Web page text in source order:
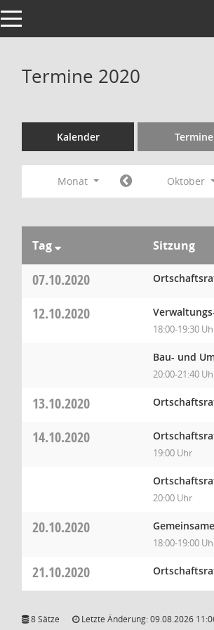
Toggle navigation
Termine 2020
Kalender Termine
Monat Oktober
Tag Sitzung
07.10.2020
12.10.2020
18:00-19:30
Bau- und
20:00-21:40
13.10.2020
14.10.2020
19:00 Uhr
20:00 Uhr
20.10.2020
18:00-19:00
21.10.2020
8 Sätze Letzte Änderung: 09.08.2026